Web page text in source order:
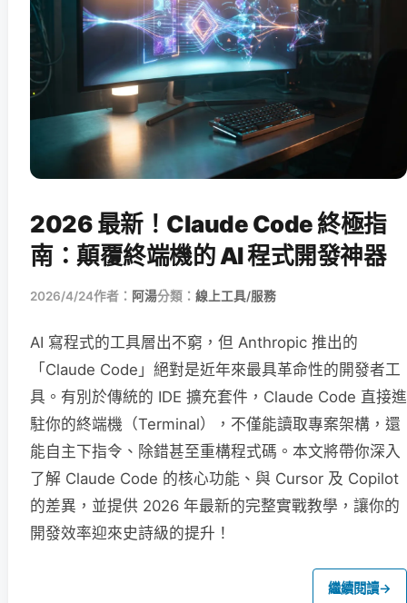
2026 最新！Claude Code 終極指
南：顛覆終端機的 AI 程式開發神器
2026/4/24作者： 阿湯分類： 線上工具/服務
AI 寫程式的工具層出不窮，但 Anthropic 推出的
「Claude Code」絕對是近年來最具革命性的開發者工
具。有別於傳統的 IDE 擴充套件，Claude Code 直接進
駐你的終端機（Terminal），不僅能讀取專案架構，還
能自主下指令、除錯甚至重構程式碼。本文將帶你深入
了解 Claude Code 的核心功能、與 Cursor 及 Copilot
的差異，並提供 2026 年最新的完整實戰教學，讓你的
開發效率迎來史詩級的提升！
繼續閱讀→